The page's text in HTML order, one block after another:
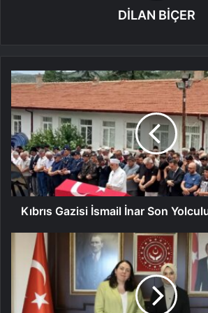
DİLAN BİÇER
Kıbrıs Gazisi İsmail İnar Son